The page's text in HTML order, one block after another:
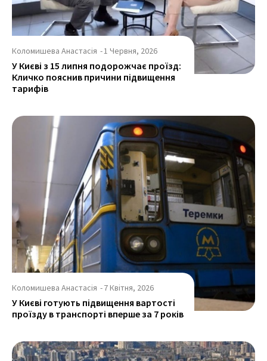
Коломишева Анастасія -1 Червня, 2026
У Києві з 15 липня подорожчає проїзд:
Кличко пояснив причини підвищення
тарифів
Коломишева Анастасія -7 Квітня, 2026
У Києві готують підвищення вартості
проїзду в транспорті вперше за 7 років